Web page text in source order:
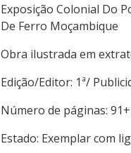
Exposição Colonial Do
De Ferro Moçambique
Obra ilustrada em
Edição/Editor: 1ª/
Número de páginas:
Estado: Exemplar com